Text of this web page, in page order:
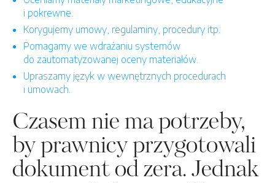
i pokrewne.
Korygujemy umowy, regulaminy, procedury itp.
Pomagamy we wdrażaniu systemów
do zautomatyzowanej oceny materiałów.
Upraszamy język w wewnętrznych procedurach
i umowach.
Czasem nie ma potrzeby,
by prawnicy przygotowali
dokument od zera. Jednak